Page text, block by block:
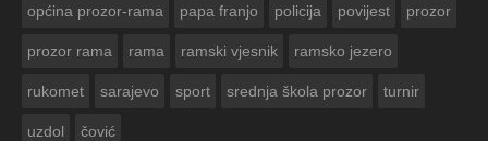
općina prozor-rama papa franjo policija povijest prozor
prozor rama rama ramski vjesnik ramsko jezero
rukomet sarajevo sport srednja škola prozor turnir
uzdol čović